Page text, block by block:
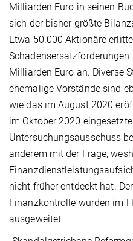
Milliarden Euro in seinen
sich der bisher größte
Etwa 50.000 Aktionäre
Milliarden Euro an. Diverse
ehemalige Vorstände sind
wie das im August 2020
im Oktober 2020
Untersuchungsausschuss
anderem mit der Frage,
nicht früher entdeckt hat.
Finanzkontrolle wurden im
ausgeweitet.